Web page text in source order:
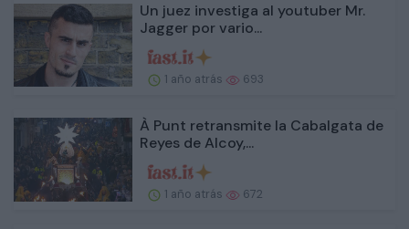
Un juez investiga al youtuber Mr.
Jagger por vario...
1 año atrás 693
À Punt retransmite la Cabalgata de
Reyes de Alcoy,...
1 año atrás 672